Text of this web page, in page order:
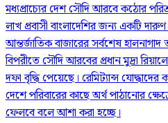
মধ্যপ্রাচ্যের দেশ সৌদি আরবে কঠোর
লাখ প্রবাসী বাংলাদেশির জন্য একটি
আন্তর্জাতিক বাজারের সর্বশেষ হালনাগাদ
বিপরীতে সৌদি আরবের প্রধান মুদ্রা
দফা বৃদ্ধি পেয়েছে। রেমিট্যান্স
দেশে পরিবারের কাছে অর্থ পাঠানোর
ফেলবে বলে আশা করা হচ্ছে।